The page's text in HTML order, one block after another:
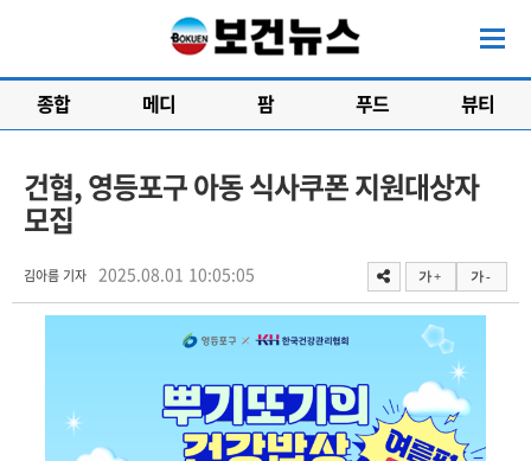
종합 메디 팜 푸드 뷰티
건협, 영등포구 아동 식사쿠폰 지원대상자
모집
김아름 기자 2025.08.01 10:05:05 가 + 가 -